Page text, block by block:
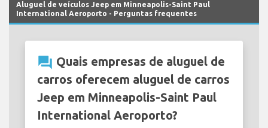
Aluguel de veículos Jeep em Minneapolis-Saint Paul
International Aeroporto - Perguntas frequentes
question_answer Quais empresas de aluguel de
carros oferecem aluguel de carros
Jeep em Minneapolis-Saint Paul
International Aeroporto?